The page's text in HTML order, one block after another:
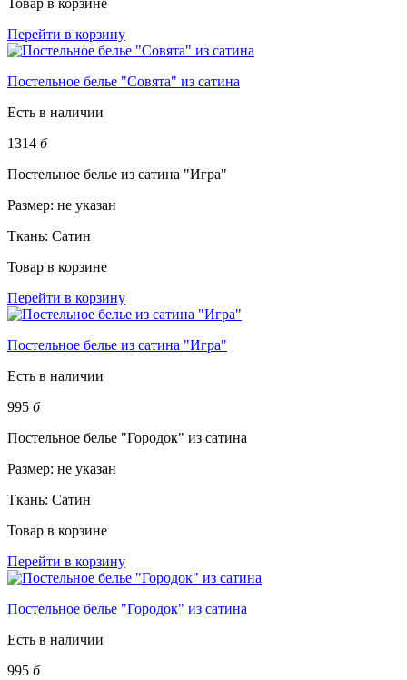
Перейти в корзину
Постельное белье "Совята" из сатина
Есть в наличии
1314 б
Постельное белье из сатина "Игра"
Размер: не указан
Ткань: Сатин
Товар в корзине
Перейти в корзину
Постельное белье из сатина "Игра"
Есть в наличии
995 б
Постельное белье "Городок" из сатина
Размер: не указан
Ткань: Сатин
Товар в корзине
Перейти в корзину
Постельное белье "Городок" из сатина
Есть в наличии
995 б